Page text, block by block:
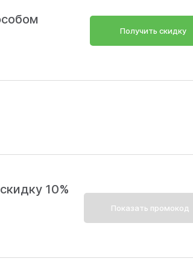
Получить скидку
10%
Показать промокод